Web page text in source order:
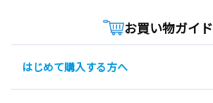
お買い物ガイド
はじめて購入する方へ